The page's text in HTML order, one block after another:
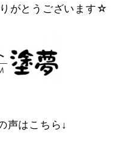
がとうございます☆
声はこちら↓